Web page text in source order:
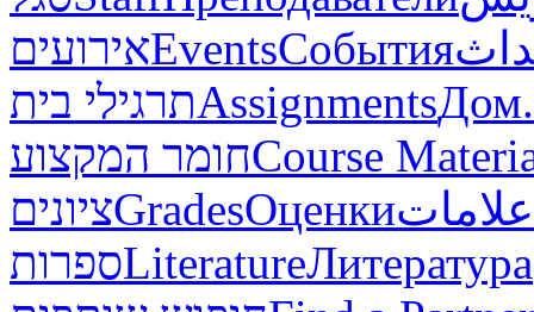
אירועיםEventsСобытия
תרגילי ביתAssignmentsДом.
חומר המקצועCourse
ציוניםGradesОценкиعلامات
ספרותLiteratureЛитература